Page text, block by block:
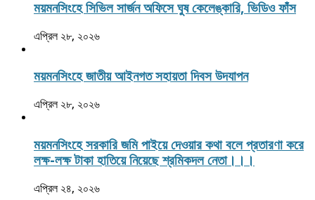
ময়মনসিংহে সিভিল সার্জন অফিসে ঘুষ কেলেঙ্কারি, ভিডিও ফাঁস
এপ্রিল ২৮, ২০২৬
ময়মনসিংহে জাতীয় আইনগত সহায়তা দিবস উদযাপন
এপ্রিল ২৮, ২০২৬
ময়মনসিংহে সরকারি জমি পাইয়ে দেওয়ার কথা বলে প্রতারণা করে
লক্ষ-লক্ষ টাকা হাতিয়ে নিয়েছে শ্রমিকদল নেতা।।।
এপ্রিল ২৪, ২০২৬